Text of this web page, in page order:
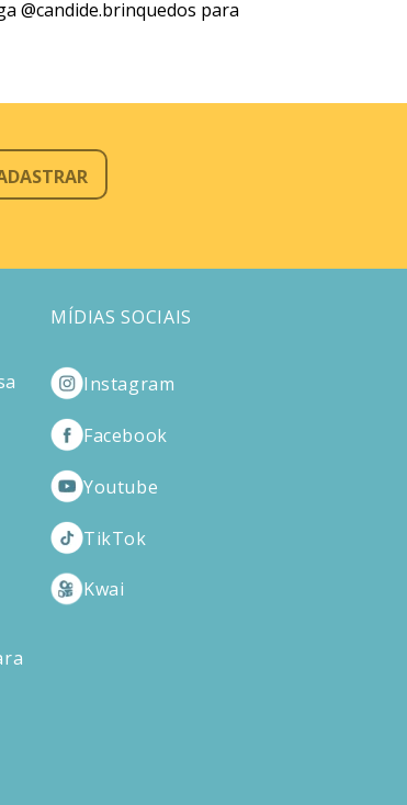
@candide.brinquedos para
MÍDIAS SOCIAIS
Instagram
Facebook
Youtube
TikTok
Kwai